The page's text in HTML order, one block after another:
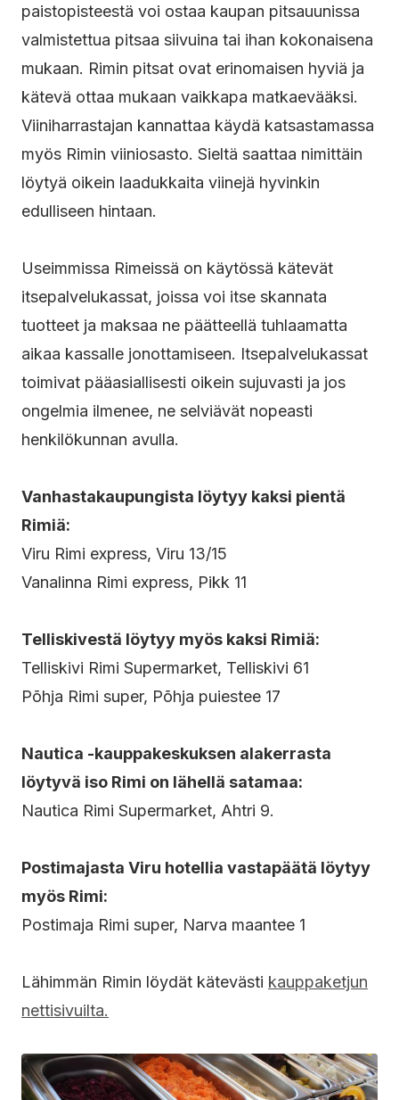
paistopisteestä voi ostaa kaupan pitsauunissa
valmistettua pitsaa siivuina tai ihan kokonaisena
mukaan. Rimin pitsat ovat erinomaisen hyviä ja
kätevä ottaa mukaan vaikkapa matkaevääksi.
Viiniharrastajan kannattaa käydä katsastamassa
myös Rimin viiniosasto. Sieltä saattaa nimittäin
löytyä oikein laadukkaita viinejä hyvinkin
edulliseen hintaan.
Useimmissa Rimeissä on käytössä kätevät
itsepalvelukassat, joissa voi itse skannata
tuotteet ja maksaa ne päätteellä tuhlaamatta
aikaa kassalle jonottamiseen. Itsepalvelukassat
toimivat pääasiallisesti oikein sujuvasti ja jos
ongelmia ilmenee, ne selviävät nopeasti
henkilökunnan avulla.
Vanhastakaupungista löytyy kaksi pientä
Rimiä:
Viru Rimi express, Viru 13/15
Vanalinna Rimi express, Pikk 11
Telliskivestä löytyy myös kaksi Rimiä:
Telliskivi Rimi Supermarket, Telliskivi 61
Põhja Rimi super, Põhja puiestee 17
Nautica -kauppakeskuksen alakerrasta
löytyvä iso Rimi on lähellä satamaa:
Nautica Rimi Supermarket, Ahtri 9.
Postimajasta Viru hotellia vastapäätä löytyy
myös Rimi:
Postimaja Rimi super, Narva maantee 1
Lähimmän Rimin löydät kätevästi kauppaketjun
nettisivuilta.